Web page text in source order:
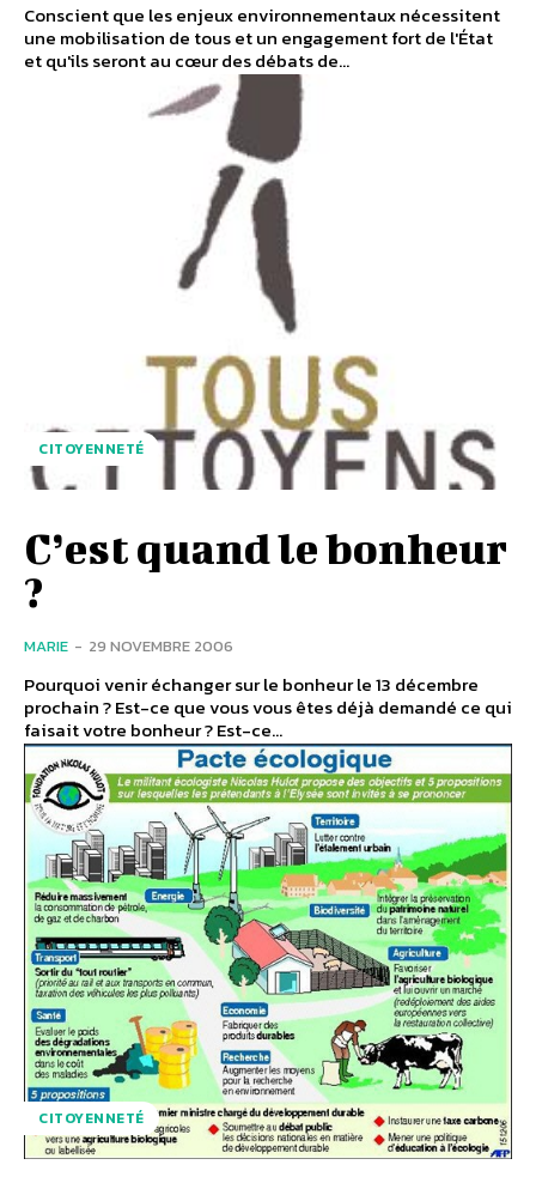
Conscient que les enjeux environnementaux nécessitent
une mobilisation de tous et un engagement fort de l'État
et qu'ils seront au cœur des débats de...
CITOYENNETÉ
C’est quand le bonheur
?
MARIE - 29 NOVEMBRE 2006
Pourquoi venir échanger sur le bonheur le 13 décembre
prochain ? Est-ce que vous vous êtes déjà demandé ce qui
faisait votre bonheur ? Est-ce...
CITOYENNETÉ